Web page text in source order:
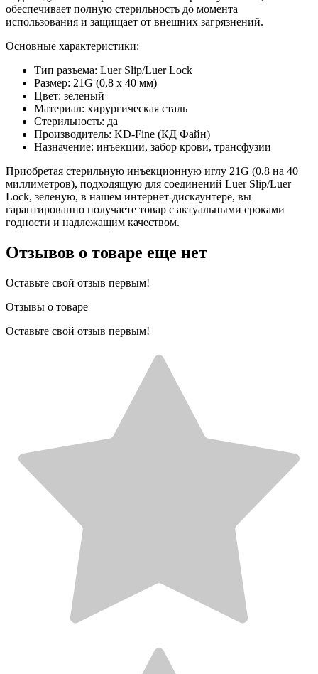
обеспечивает полную стерильность до момента
использования и защищает от внешних загрязнений.
Основные характеристики:
Тип разъема: Luer Slip/Luer Lock
Размер: 21G (0,8 х 40 мм)
Цвет: зеленый
Материал: хирургическая сталь
Стерильность: да
Производитель: KD-Fine (КД Файн)
Назначение: инъекции, забор крови, трансфузии
Приобретая стерильную инъекционную иглу 21G (0,8 на 40
миллиметров), подходящую для соединений Luer Slip/Luer
Lock, зеленую, в нашем интернет-дискаунтере, вы
гарантированно получаете товар с актуальными сроками
годности и надлежащим качеством.
Отзывов о товаре еще нет
Оставьте свой отзыв первым!
Отзывы о товаре
Оставьте свой отзыв первым!